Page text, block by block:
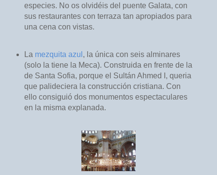
especies. No os olvidéis del puente Galata, con
sus restaurantes con terraza tan apropiados para
una cena con vistas.
La mezquita azul , la única con seis alminares
(solo la tiene la Meca). Construida en frente de la
de Santa Sofia, porque el Sultán Ahmed I, queria
que palideciera la construcción cristiana. Con
ello consiguió dos monumentos espectaculares
en la misma explanada.